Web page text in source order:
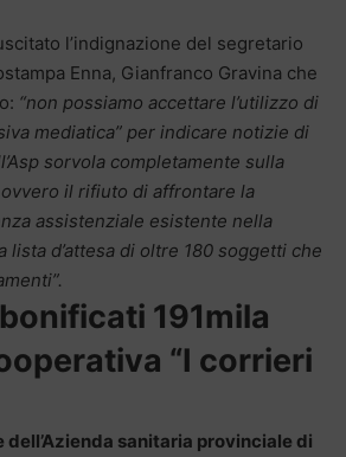
l’indignazione del segretario
Enna, Gianfranco Gravina che
“non possiamo accettare l’utilizzo di
mediatica” per indicare notizie di
sorvola completamente sulla
il rifiuto di affrontare la
assistenziale esistente nella
lista d’attesa di oltre 180 soggetti che
191mila
“I corrieri
sanitaria provinciale di